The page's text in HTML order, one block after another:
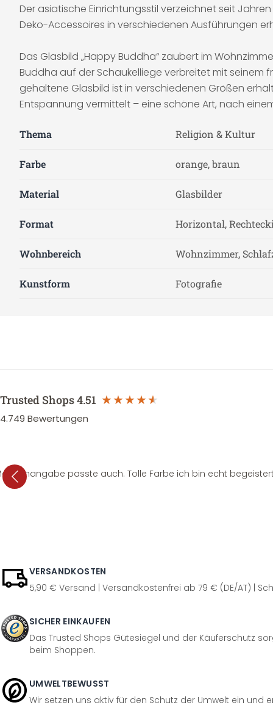
Der asiatische Einrichtungsstil verzeichnet seit
Deko-Accessoires in verschiedenen Ausführungen
Das Glasbild „Happy Buddha“ zaubert im
Buddha auf der Schaukelliege verbreitet mit seinem
gehaltene Glasbild ist in verschiedenen Größen
Entspannung vermittelt – eine schöne Art, nach
Thema Religion & Kultur
Farbe orange, braun
Material Glasbilder
Format Horizontal,
Wohnbereich Wohnzimmer,
Kunstform Fotografie
Trusted Shops4.51
4.749 Bewertungen
passte auch. Tolle Farbe ich bin echt
VERSANDKOSTEN
5,90 € Versand | Versandkostenfrei ab 79 € (DE/AT) |
SICHER EINKAUFEN
Das Trusted Shops Gütesiegel und der Käuferschutz
beim Shoppen.
UMWELTBEWUSST
Wir setzen uns aktiv für den Schutz der Umwelt ein und